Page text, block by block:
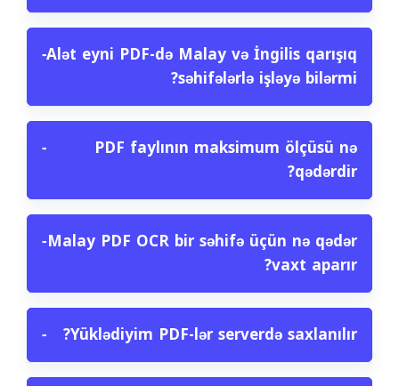
Alət eyni PDF-də Malay və İngilis qarışıq
səhifələrlə işləyə bilərmi?
−
PDF faylının maksimum ölçüsü nə
qədərdir?
−
Malay PDF OCR bir səhifə üçün nə qədər
vaxt aparır?
−
Yüklədiyim PDF-lər serverdə saxlanılır?
−